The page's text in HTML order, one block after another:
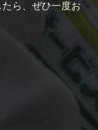
ら、ぜひ一度お